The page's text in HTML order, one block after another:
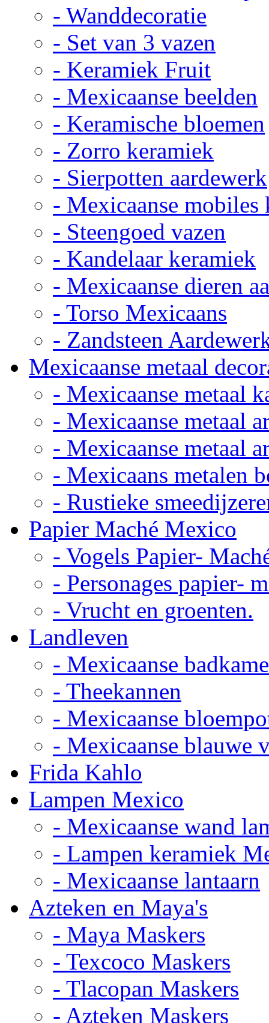
- Wanddecoratie
- Set van 3 vazen
- Keramiek Fruit
- Mexicaanse beelden
- Keramische bloemen
- Zorro keramiek
- Sierpotten aardewerk
- Mexicaanse mobiles
- Steengoed vazen
- Kandelaar keramiek
- Mexicaanse dieren
- Torso Mexicaans
- Zandsteen
Mexicaanse metaal
- Mexicaanse metaal
- Mexicaanse metaal
- Mexicaanse metaal
- Mexicaans metalen
- Rustieke
Papier Maché Mexico
- Vogels Papier-
- Personages papier-
- Vrucht en groenten.
Landleven
- Mexicaanse
- Theekannen
- Mexicaanse
- Mexicaanse blauwe
Frida Kahlo
Lampen Mexico
- Mexicaanse wand
- Lampen keramiek
- Mexicaanse lantaarn
Azteken en Maya's
- Maya Maskers
- Texcoco Maskers
- Tlacopan Maskers
- Azteken Maskers